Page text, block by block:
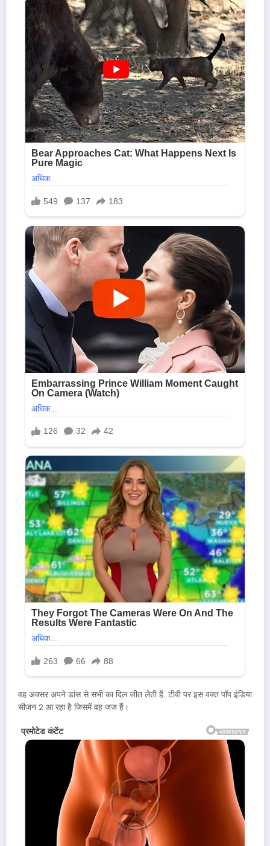
वह अक्सर अपने डांस से सभी का दिल जीत लेती हैं. टीवी पर इस वक्त पॉप इंडिया
सीजन 2 आ रहा है जिसमें वह जज हैं।